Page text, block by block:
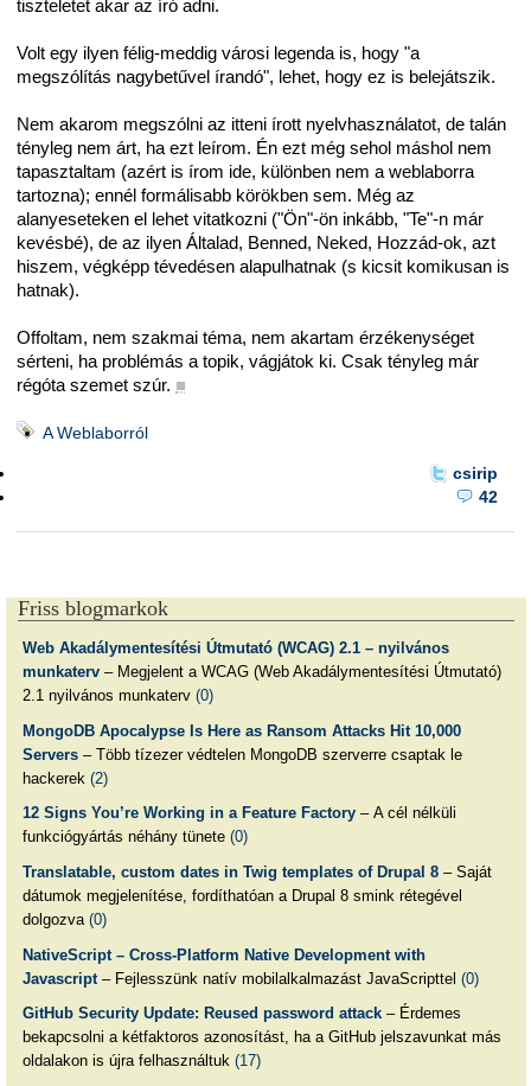
tiszteletet akar az író adni.
Volt egy ilyen félig-meddig városi legenda is, hogy "a
megszólítás nagybetűvel írandó", lehet, hogy ez is belejátszik.
Nem akarom megszólni az itteni írott nyelvhasználatot, de talán
tényleg nem árt, ha ezt leírom. Én ezt még sehol máshol nem
tapasztaltam (azért is írom ide, különben nem a weblaborra
tartozna); ennél formálisabb körökben sem. Még az
alanyeseteken el lehet vitatkozni ("Ön"-ön inkább, "Te"-n már
kevésbé), de az ilyen Általad, Benned, Neked, Hozzád-ok, azt
hiszem, végképp tévedésen alapulhatnak (s kicsit komikusan is
hatnak).
Offoltam, nem szakmai téma, nem akartam érzékenységet
sérteni, ha problémás a topik, vágjátok ki. Csak tényleg már
régóta szemet szúr. ■
A Weblaborról
csirip
42
Friss blogmarkok
Web Akadálymentesítési Útmutató (WCAG) 2.1 – nyilvános
munkaterv– Megjelent a WCAG (Web Akadálymentesítési Útmutató)
2.1 nyilvános munkaterv (0)
MongoDB Apocalypse Is Here as Ransom Attacks Hit 10,000
Servers– Több tízezer védtelen MongoDB szerverre csaptak le
hackerek (2)
12 Signs You’re Working in a Feature Factory– A cél nélküli
funkciógyártás néhány tünete (0)
Translatable, custom dates in Twig templates of Drupal 8– Saját
dátumok megjelenítése, fordíthatóan a Drupal 8 smink rétegével
dolgozva (0)
NativeScript – Cross-Platform Native Development with
Javascript– Fejlesszünk natív mobilalkalmazást JavaScripttel (0)
GitHub Security Update: Reused password attack– Érdemes
bekapcsolni a kétfaktoros azonosítást, ha a GitHub jelszavunkat más
oldalakon is újra felhasználtuk (17)